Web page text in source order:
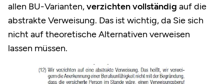
allen BU-Varianten,verzichten vollständig auf die
abstrakte Verweisung. Das ist wichtig, da Sie sich
nicht auf theoretische Alternativen verweisen
lassen müssen.